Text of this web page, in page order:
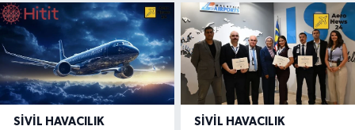
SIVIL HAVACILIK SIVIL HAVACILIK